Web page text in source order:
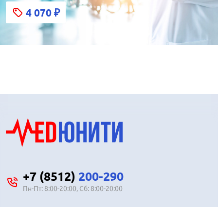
4 070 ₽
+7 (8512) 200-290
Пн-Пт: 8:00-20:00, Сб: 8:00-20:00